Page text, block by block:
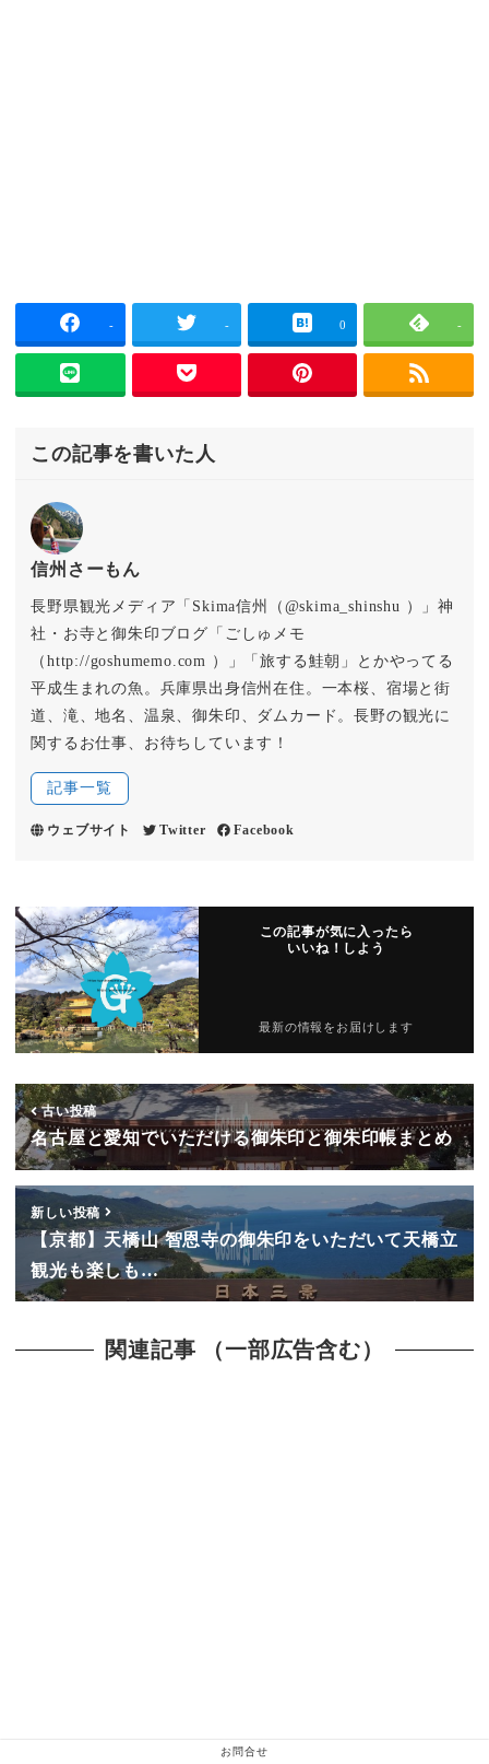
- - 0 -
この記事を書いた人
信州さーもん
長野県観光メディア「Skima信州（@skima_shinshu ）」神
社・お寺と御朱印ブログ「ごしゅメモ
（http://goshumemo.com ）」「旅する鮭朝」とかやってる
平成生まれの魚。兵庫県出身信州在住。一本桜、宿場と街
道、滝、地名、温泉、御朱印、ダムカード。長野の観光に
関するお仕事、お待ちしています！
記事一覧
ウェブサイト Twitter Facebook
この記事が気に入ったら
いいね！しよう
最新の情報をお届けします
古い投稿
名古屋と愛知でいただける御朱印と御朱印帳まとめ
新しい投稿
【京都】天橋山 智恩寺の御朱印をいただいて天橋立
観光も楽しも…
関連記事 （一部広告含む）
お問合せ